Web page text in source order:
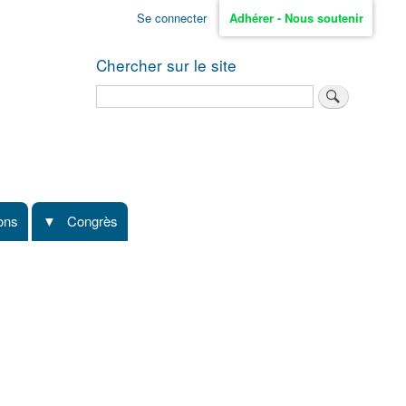
Se connecter Adhérer - Nous soutenir
Chercher sur le site
Congrès